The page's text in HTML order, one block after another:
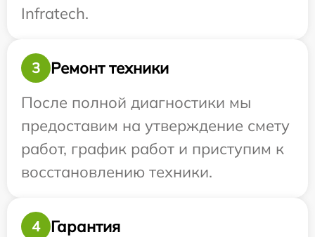
Infratech.
3
Ремонт техники
После полной диагностики мы
предоставим на утверждение смету
работ, график работ и приступим к
восстановлению техники.
4
Гарантия